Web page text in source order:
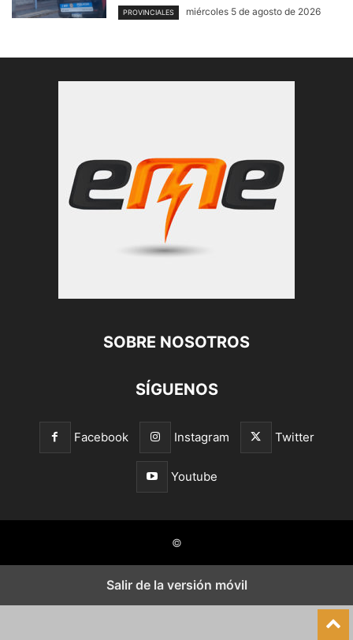
PROVINCIALES miércoles 5 de agosto de 2026
SOBRE NOSOTROS
SÍGUENOS
Facebook Instagram Twitter
Youtube
©
Salir de la versión móvil